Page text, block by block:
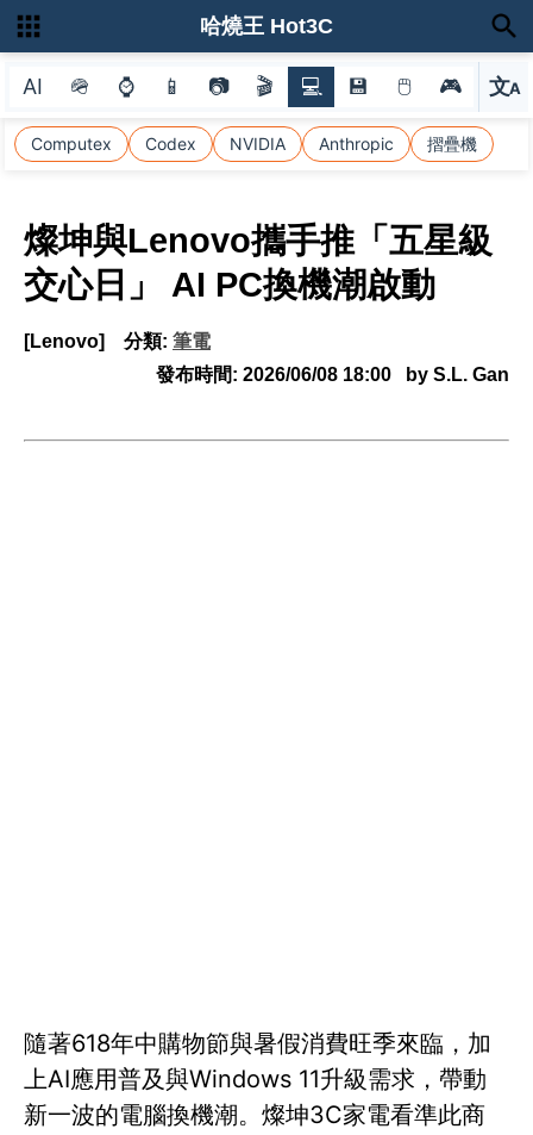
AI 🪖 ⌚ 📱 📷 🎬 💻 💾 🖱 🎮 文A
選
Computex Codex NVIDIA Anthropic 摺疊機
哈燒王 Hot3C
燦坤與Lenovo攜手推「五星級
交心日」 AI PC換機潮啟動
[Lenovo] 分類: 筆電
發布時間: 2026/06/08 18:00 by S.L. Gan
隨著618年中購物節與暑假消費旺季來臨，加
上AI應用普及與Windows 11升級需求，帶動
新一波的電腦換機潮。燦坤3C家電看準此商